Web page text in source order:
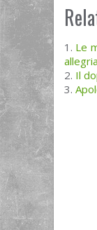
Le
allegria
Il